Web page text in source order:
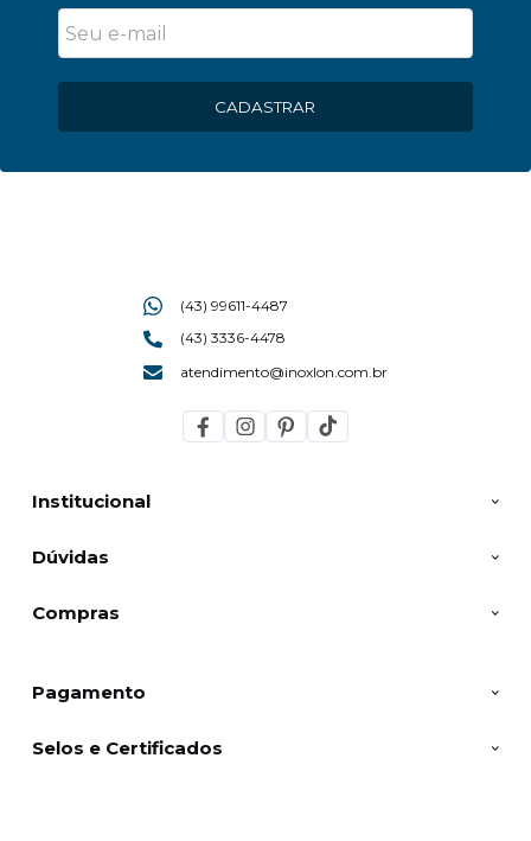
CADASTRAR
Institucional
Dúvidas
Compras
(43) 99611-4487
(43) 3336-4478
atendimento@inoxlon.com.br
Pagamento
Selos e Certificados